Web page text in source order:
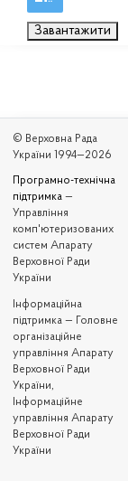
Завантажити
© Верховна Рада
України 1994—2026
Програмно-технічна
підтримка —
Управління
комп'ютеризованих
систем Апарату
Верховної Ради
України
Iнформаційна
підтримка — Головне
організаційне
управління Апарату
Верховної Ради
України,
Інформаційне
управління Апарату
Верховної Ради
України